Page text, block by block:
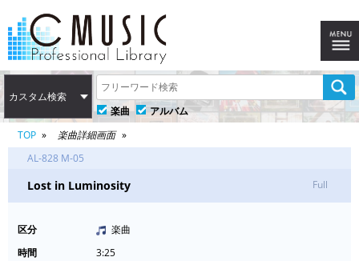
カスタム検索
楽曲
アルバム
TOP
楽曲詳細画面
AL-828 M-05
Lost in Luminosity Full
区分
楽曲
時間
3:25